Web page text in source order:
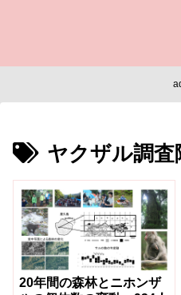
ヤクザル調査
20年間の森林とニホンザ